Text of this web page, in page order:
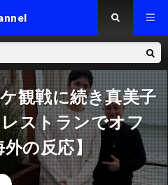
観戦に続き真美子
ストランでオフ
の反応】